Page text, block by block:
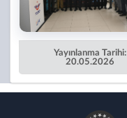
Yayınlanma Tarihi:
20.05.2026